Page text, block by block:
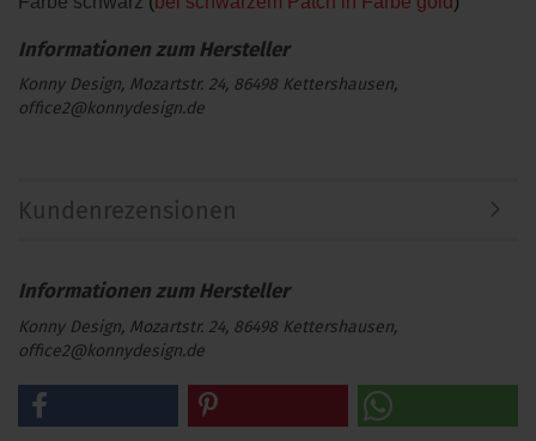
Konny Design, Mozartstr. 24, 86498 Kettershausen,
office2@konnydesign.de
Kundenrezensionen
Konny Design, Mozartstr. 24, 86498 Kettershausen,
office2@konnydesign.de